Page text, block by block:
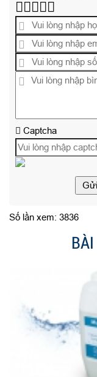
Captcha
Số lần xem: 3836